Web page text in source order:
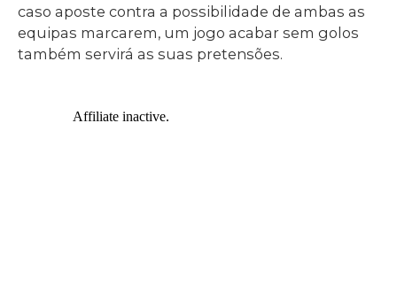
caso aposte contra a possibilidade de ambas as
equipas marcarem, um jogo acabar sem golos
também servirá as suas pretensões.